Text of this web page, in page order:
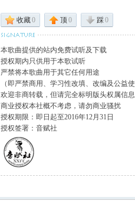
收藏0 顶0 踩0
本歌曲提供的站内免费试听及下载
授权期内只供用于本歌试听
严禁将本歌曲用于其它任何用途
（即严禁商用、学习性改填、改编及公益使
欢迎非商转载，但请完全标明版头权属信息
商业授权本社概不考虑，请勿商业骚扰
授权期限：即日起至2016年12月31日
授权签署：音赋社